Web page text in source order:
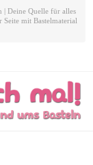
| Deine Quelle für alles
mit Bastelmaterial